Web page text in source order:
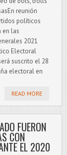
reunión
políticos
en las
2021
Electoral
suscrito el 28
electoral en
READ MORE
FUERON
CON
EL 2020